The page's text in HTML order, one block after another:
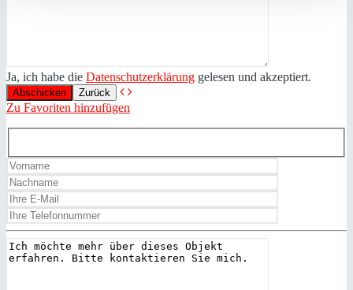
Ja, ich habe die Datenschutzerklärung gelesen und akzeptiert.
Zurück
Zu Favoriten hinzufügen